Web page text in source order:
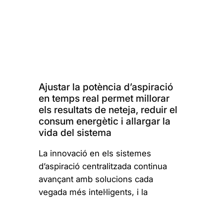
Ajustar la potència d’aspiració
en temps real permet millorar
els resultats de neteja, reduir el
consum energètic i allargar la
vida del sistema
La innovació en els sistemes
d’aspiració centralitzada continua
avançant amb solucions cada
vegada més intel·ligents, i la